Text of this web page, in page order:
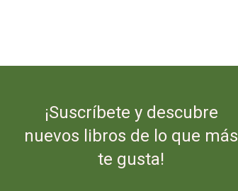
¡Suscríbete y descubre
nuevos libros de lo que más
te gusta!